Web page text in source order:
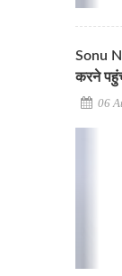
Sonu
करने
06